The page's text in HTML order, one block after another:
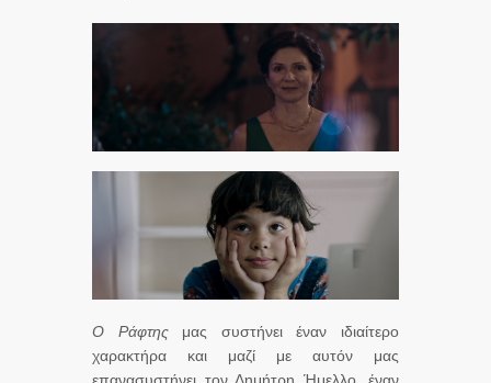
Ο Ράφτηςμας συστήνει έναν ιδιαίτερο
χαρακτήρα και μαζί με αυτόν μας